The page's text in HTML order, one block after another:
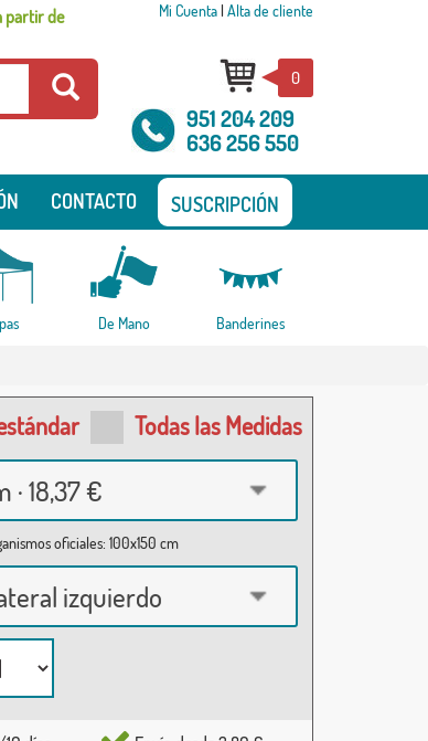
partir de
Mi Cuenta| Alta de cliente
0
951 204 209
636 256 550
CONTACTO SUSCRIPCIÓN
De Mano Banderines
Todas las Medidas
· 18,37 €
oficiales: 100x150 cm
izquierdo